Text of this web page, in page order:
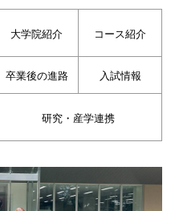
大学院紹介 コース紹介
卒業後の進路 入試情報
研究・産学連携